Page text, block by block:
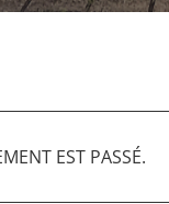
EST PASSÉ.